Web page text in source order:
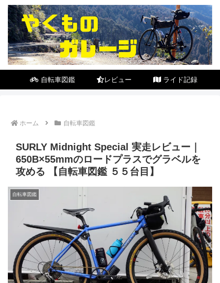
自転車図鑑 レビュー ライド記録
ホーム 自転車図鑑
SURLY Midnight Special 実走レビュー｜
650B×55mmのロードプラスでグラベルを
攻める 【自転車図鑑 ５５台目】
自転車図鑑